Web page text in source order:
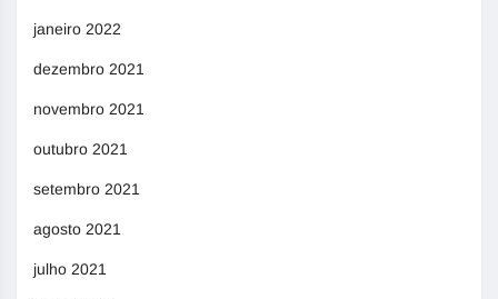
janeiro 2022
dezembro 2021
novembro 2021
outubro 2021
setembro 2021
agosto 2021
julho 2021